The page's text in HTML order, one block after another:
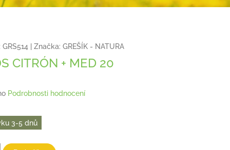
GRS514 Značka: GREŠÍK - NATURA
CITRÓN + MED 20
Podrobnosti hodnocení
3-5 dnů